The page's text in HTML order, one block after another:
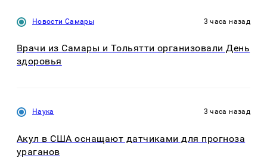
Новости Самары 3 часа назад
Врачи из Самары и Тольятти организовали День
здоровья
Наука 3 часа назад
Акул в США оснащают датчиками для прогноза
ураганов